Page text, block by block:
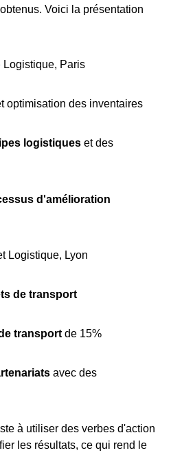
Voici la présentation
Paris
optimisation des inventaires
logistiqueset des
d'amélioration
Logistique, Lyon
de transport
transportde 15%
avec des
à utiliser des verbes d'action
les résultats, ce qui rend le